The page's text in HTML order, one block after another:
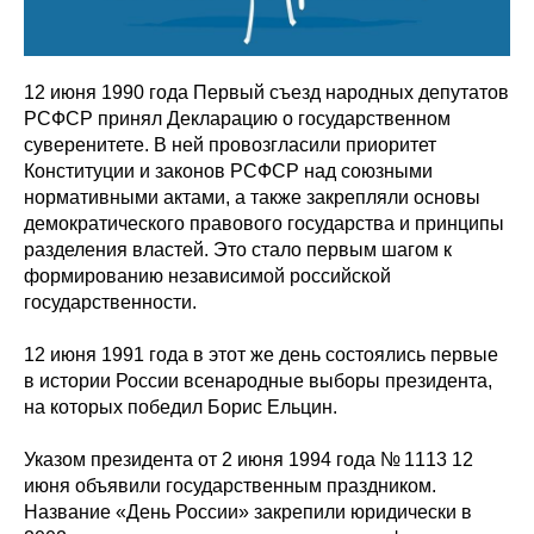
12 июня 1990 года Первый съезд народных депутатов
РСФСР принял Декларацию о государственном
суверенитете. В ней провозгласили приоритет
Конституции и законов РСФСР над союзными
нормативными актами, а также закрепляли основы
демократического правового государства и принципы
разделения властей. Это стало первым шагом к
формированию независимой российской
государственности.
12 июня 1991 года в этот же день состоялись первые
в истории России всенародные выборы президента,
на которых победил Борис Ельцин.
Указом президента от 2 июня 1994 года № 1113 12
июня объявили государственным праздником.
Название «День России» закрепили юридически в